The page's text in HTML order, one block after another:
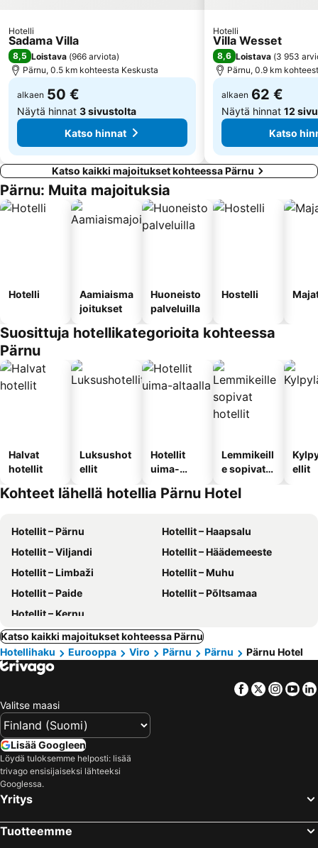
Hotelli
Sadama Villa
8,5 Loistava (966 arviota)
Pärnu, 0.5 km kohteesta Keskusta
alkaen 50 €
Näytä hinnat 3 sivustolta
Katso hinnat
Hotelli
Villa Wesset
8,6 Loistava (3 953
Pärnu, 0.9 km
alkaen 62 €
Näytä hinnat 12
Katso
Katso kaikki majoitukset kohteessa Pärnu
Pärnu: Muita majoituksia
Hotelli
Aamiaisma
joitukset
Huoneisto
palveluilla
Hostelli
Suosittuja hotellikategorioita kohteessa
Pärnu
Halvat
hotellit
Luksushot
ellit
Hotellit
uima-
Lemmikeill
e sopivat
ellit
Kohteet lähellä hotellia Pärnu Hotel
Hotellit – Pärnu
Hotellit – Haapsalu
Hotellit – Viljandi
Hotellit – Häädemeeste
Hotellit – Limbaži
Hotellit – Muhu
Hotellit – Paide
Hotellit – Põltsamaa
Hotellit – Kernu
Katso kaikki majoitukset kohteessa Pärnu
Hotellihaku
Eurooppa Viro Pärnu Pärnu Pärnu Hotel
Facebook
Twitter
Valitse maasi
Lisää Googleen
Löydä tuloksemme helposti: lisää
trivago ensisijaiseksi lähteeksi
Googlessa.
Yritys
Tuotteemme